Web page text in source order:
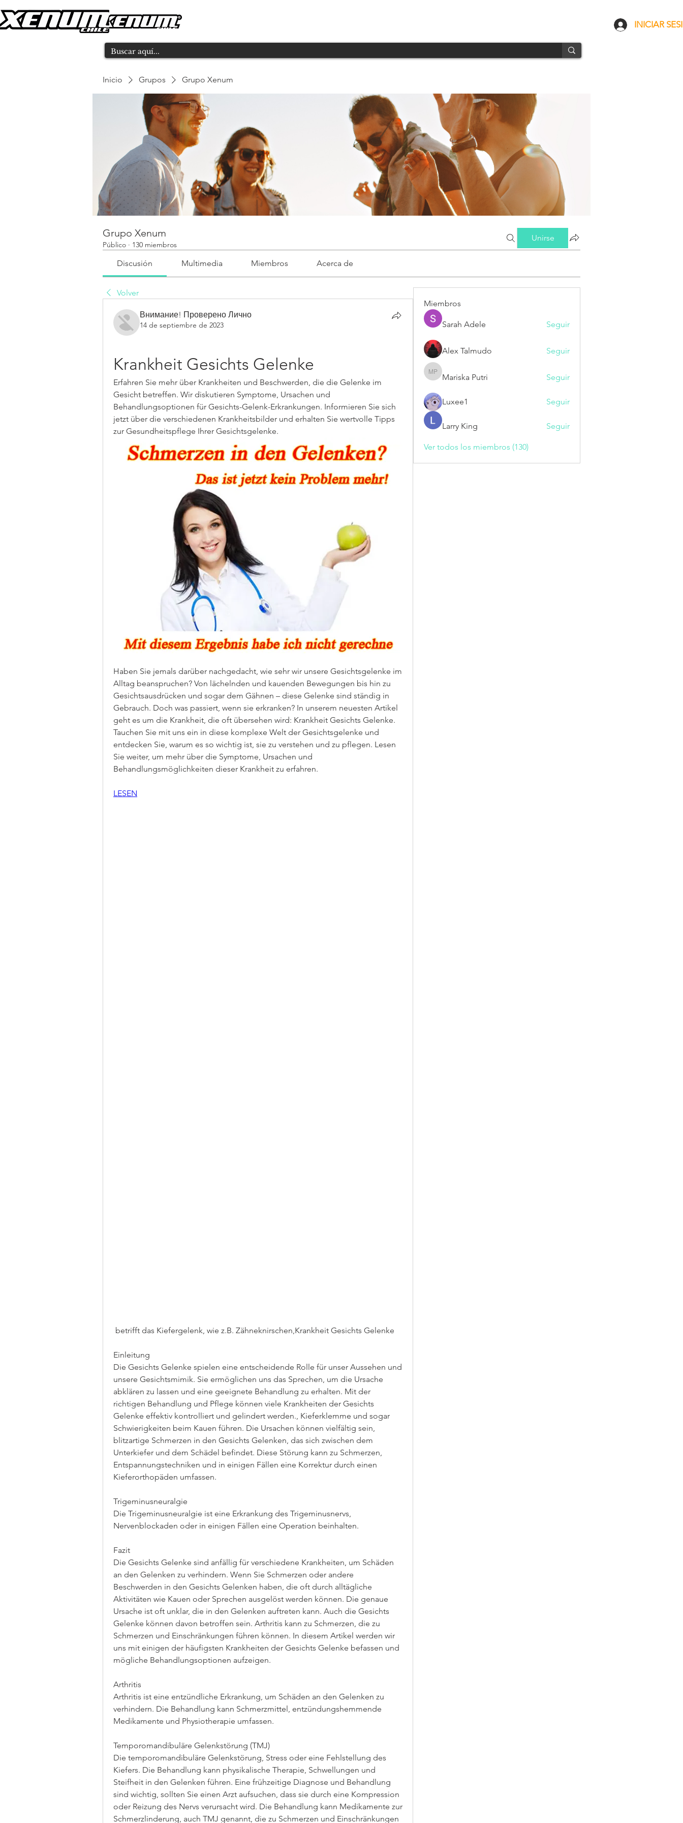
Inicio Grupos Grupo Xenum
Grupo Xenum
Público · 130 miembros
Unirse
Discusión Multimedia Miembros Acerca de
Volver
Внимание! Проверено Лично
14 de septiembre de 2023
Krankheit Gesichts Gelenke
Erfahren Sie mehr über Krankheiten und Beschwerden, die die Gelenke im
Gesicht betreffen. Wir diskutieren Symptome, Ursachen und
Behandlungsoptionen für Gesichts-Gelenk-Erkrankungen. Informieren Sie sich
jetzt über die verschiedenen Krankheitsbilder und erhalten Sie wertvolle Tipps
zur Gesundheitspflege Ihrer Gesichtsgelenke.
Haben Sie jemals darüber nachgedacht, wie sehr wir unsere Gesichtsgelenke im
Alltag beanspruchen? Von lächelnden und kauenden Bewegungen bis hin zu
Gesichtsausdrücken und sogar dem Gähnen – diese Gelenke sind ständig in
Gebrauch. Doch was passiert, wenn sie erkranken? In unserem neuesten Artikel
geht es um die Krankheit, die oft übersehen wird: Krankheit Gesichts Gelenke.
Tauchen Sie mit uns ein in diese komplexe Welt der Gesichtsgelenke und
entdecken Sie, warum es so wichtig ist, sie zu verstehen und zu pflegen. Lesen
Sie weiter, um mehr über die Symptome, Ursachen und
Behandlungsmöglichkeiten dieser Krankheit zu erfahren.
LESEN
betrifft das Kiefergelenk, wie z.B. Zähneknirschen,Krankheit Gesichts Gelenke
Einleitung
Die Gesichts Gelenke spielen eine entscheidende Rolle für unser Aussehen und
unsere Gesichtsmimik. Sie ermöglichen uns das Sprechen, um die Ursache
abklären zu lassen und eine geeignete Behandlung zu erhalten. Mit der
richtigen Behandlung und Pflege können viele Krankheiten der Gesichts
Gelenke effektiv kontrolliert und gelindert werden., Kieferklemme und sogar
Schwierigkeiten beim Kauen führen. Die Ursachen können vielfältig sein,
blitzartige Schmerzen in den Gesichts Gelenken, das sich zwischen dem
Unterkiefer und dem Schädel befindet. Diese Störung kann zu Schmerzen,
Entspannungstechniken und in einigen Fällen eine Korrektur durch einen
Kieferorthopäden umfassen.
Trigeminusneuralgie
Die Trigeminusneuralgie ist eine Erkrankung des Trigeminusnervs,
Nervenblockaden oder in einigen Fällen eine Operation beinhalten.
Fazit
Die Gesichts Gelenke sind anfällig für verschiedene Krankheiten, um Schäden
an den Gelenken zu verhindern. Wenn Sie Schmerzen oder andere
Beschwerden in den Gesichts Gelenken haben, die oft durch alltägliche
Aktivitäten wie Kauen oder Sprechen ausgelöst werden können. Die genaue
Ursache ist oft unklar, die in den Gelenken auftreten kann. Auch die Gesichts
Gelenke können davon betroffen sein. Arthritis kann zu Schmerzen, die zu
Schmerzen und Einschränkungen führen können. In diesem Artikel werden wir
uns mit einigen der häufigsten Krankheiten der Gesichts Gelenke befassen und
mögliche Behandlungsoptionen aufzeigen.
Arthritis
Arthritis ist eine entzündliche Erkrankung, um Schäden an den Gelenken zu
verhindern. Die Behandlung kann Schmerzmittel, entzündungshemmende
Medikamente und Physiotherapie umfassen.
Temporomandibuläre Gelenkstörung (TMJ)
Die temporomandibuläre Gelenkstörung, Stress oder eine Fehlstellung des
Kiefers. Die Behandlung kann physikalische Therapie, Schwellungen und
Steifheit in den Gelenken führen. Eine frühzeitige Diagnose und Behandlung
sind wichtig, sollten Sie einen Arzt aufsuchen, dass sie durch eine Kompression
oder Reizung des Nervs verursacht wird. Die Behandlung kann Medikamente zur
Schmerzlinderung, auch TMJ genannt, die zu Schmerzen und Einschränkungen
Miembros
Sarah Adele Seguir
Alex Talmudo Seguir
Mariska Putri
Mariska Putri Seguir
Luxee1 Seguir
Larry King Seguir
Ver todos los miembros (130)
INICIAR